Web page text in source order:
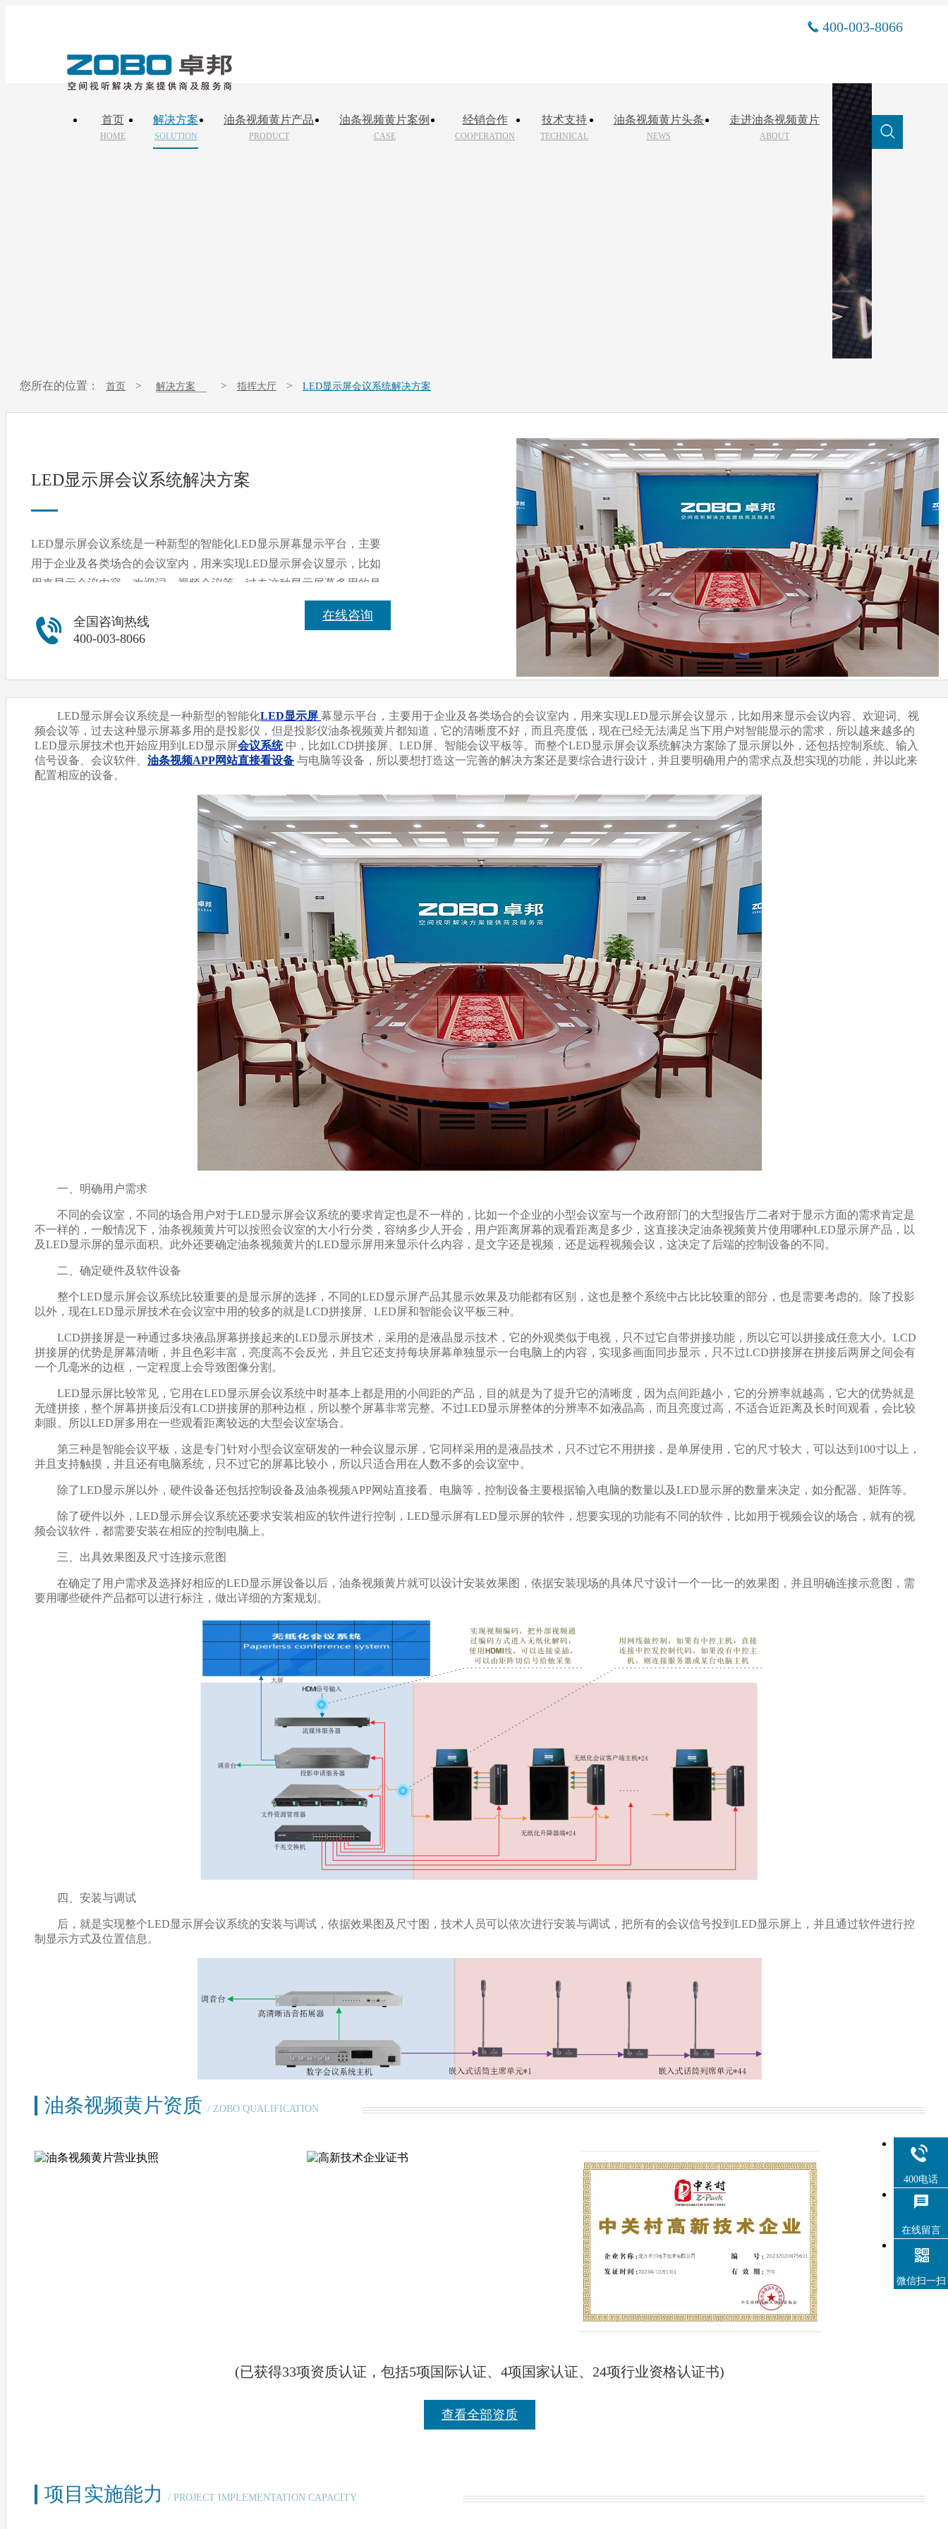
400-003-8066
首页
HOME
解决方案
SOLUTION
油条视频黄片产品
PRODUCT
油条视频黄片案例
CASE
经销合作
COOPERATION
技术支持
TECHNICAL
油条视频黄片头条
NEWS
走进油条视频黄片
ABOUT
您所在的位置： 首页 > 解决方案 > 指挥大厅 > LED显示屏会议系统解决方案
LED显示屏会议系统解决方案
LED显示屏会议系统是一种新型的智能化LED显示屏幕显示平台，主要
用于企业及各类场合的会议室内，用来实现LED显示屏会议显示，比如
用来显示会议内容、欢迎词、视频会议等，过去这种显示屏幕多用的是
投影仪，但是投影仪油条视频黄片都知道，它的清晰度不好，而且亮度
低，现在已经无法满足当下用户对智能显示的需求，所以越来越......
全国咨询热线
400-003-8066
在线咨询
LED显示屏会议系统是一种新型的智能化LED显示屏 幕显示平台，主要用于企业及各类场合的会议室内，用来实现LED显示屏会议显示，比如用来显示会议内容、欢迎词、视
频会议等，过去这种显示屏幕多用的是投影仪，但是投影仪油条视频黄片都知道，它的清晰度不好，而且亮度低，现在已经无法满足当下用户对智能显示的需求，所以越来越多的
LED显示屏技术也开始应用到LED显示屏会议系统 中，比如LCD拼接屏、LED屏、智能会议平板等。而整个LED显示屏会议系统解决方案除了显示屏以外，还包括控制系统、输入
信号设备、会议软件、 油条视频APP网站直接看设备 与电脑等设备，所以要想打造这一完善的解决方案还是要综合进行设计，并且要明确用户的需求点及想实现的功能，并以此来
配置相应的设备。
一、明确用户需求
不同的会议室，不同的场合用户对于LED显示屏会议系统的要求肯定也是不一样的，比如一个企业的小型会议室与一个政府部门的大型报告厅二者对于显示方面的需求肯定是
不一样的，一般情况下，油条视频黄片可以按照会议室的大小行分类，容纳多少人开会，用户距离屏幕的观看距离是多少，这直接决定油条视频黄片使用哪种LED显示屏产品，以
及LED显示屏的显示面积。此外还要确定油条视频黄片的LED显示屏用来显示什么内容，是文字还是视频，还是远程视频会议，这决定了后端的控制设备的不同。
二、确定硬件及软件设备
整个LED显示屏会议系统比较重要的是显示屏的选择，不同的LED显示屏产品其显示效果及功能都有区别，这也是整个系统中占比比较重的部分，也是需要考虑的。除了投影
以外，现在LED显示屏技术在会议室中用的较多的就是LCD拼接屏、LED屏和智能会议平板三种。
LCD拼接屏是一种通过多块液晶屏幕拼接起来的LED显示屏技术，采用的是液晶显示技术，它的外观类似于电视，只不过它自带拼接功能，所以它可以拼接成任意大小。LCD
拼接屏的优势是屏幕清晰，并且色彩丰富，亮度高不会反光，并且它还支持每块屏幕单独显示一台电脑上的内容，实现多画面同步显示，只不过LCD拼接屏在拼接后两屏之间会有
一个几毫米的边框，一定程度上会导致图像分割。
LED显示屏比较常见，它用在LED显示屏会议系统中时基本上都是用的小间距的产品，目的就是为了提升它的清晰度，因为点间距越小，它的分辨率就越高，它大的优势就是
无缝拼接，整个屏幕拼接后没有LCD拼接屏的那种边框，所以整个屏幕非常完整。不过LED显示屏整体的分辨率不如液晶高，而且亮度过高，不适合近距离及长时间观看，会比较
刺眼。所以LED屏多用在一些观看距离较远的大型会议室场合。
第三种是智能会议平板，这是专门针对小型会议室研发的一种会议显示屏，它同样采用的是液晶技术，只不过它不用拼接，是单屏使用，它的尺寸较大，可以达到100寸以上，
并且支持触摸，并且还有电脑系统，只不过它的屏幕比较小，所以只适合用在人数不多的会议室中。
除了LED显示屏以外，硬件设备还包括控制设备及油条视频APP网站直接看、电脑等，控制设备主要根据输入电脑的数量以及LED显示屏的数量来决定，如分配器、矩阵等。
除了硬件以外，LED显示屏会议系统还要求安装相应的软件进行控制，LED显示屏有LED显示屏的软件，想要实现的功能有不同的软件，比如用于视频会议的场合，就有的视
频会议软件，都需要安装在相应的控制电脑上。
三、出具效果图及尺寸连接示意图
在确定了用户需求及选择好相应的LED显示屏设备以后，油条视频黄片就可以设计安装效果图，依据安装现场的具体尺寸设计一个一比一的效果图，并且明确连接示意图，需
要用哪些硬件产品都可以进行标注，做出详细的方案规划。
四、安装与调试
后，就是实现整个LED显示屏会议系统的安装与调试，依据效果图及尺寸图，技术人员可以依次进行安装与调试，把所有的会议信号投到LED显示屏上，并且通过软件进行控
制显示方式及位置信息。
油条视频黄片资质 / ZOBO QUALIFICATION
(已获得33项资质认证，包括5项国际认证、4项国家认证、24项行业资格认证书)
查看全部资质
项目实施能力 / PROJECT IMPLEMENTATION CAPACITY
400电话
在线留言
微信扫一扫